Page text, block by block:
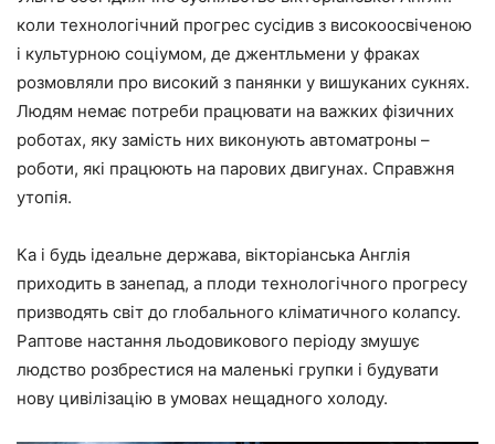
коли технологічний прогрес сусідив з високоосвіченою
і культурною соціумом, де джентльмени у фраках
розмовляли про високий з панянки у вишуканих сукнях.
Людям немає потреби працювати на важких фізичних
роботах, яку замість них виконують автоматроны –
роботи, які працюють на парових двигунах. Справжня
утопія.
Ка і будь ідеальне держава, вікторіанська Англія
приходить в занепад, а плоди технологічного прогресу
призводять світ до глобального кліматичного колапсу.
Раптове настання льодовикового періоду змушує
людство розбрестися на маленькі групки і будувати
нову цивілізацію в умовах нещадного холоду.